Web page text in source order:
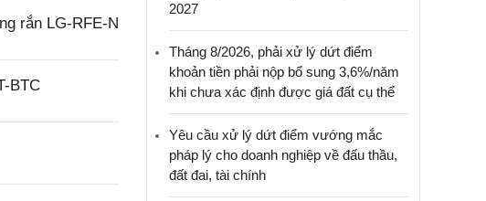
rắn LG-RFE-N
BTC
2027
Tháng 8/2026, phải xử lý dứt điểm
khoản tiền phải nộp bổ sung 3,6%/năm
khi chưa xác định được giá đất cụ thể
Yêu cầu xử lý dứt điểm vướng mắc
pháp lý cho doanh nghiệp về đấu thầu,
đất đai, tài chính